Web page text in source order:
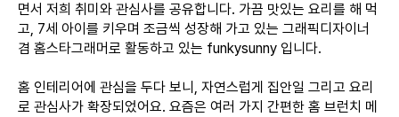
면서 저희 취미와 관심사를 공유합니다. 가끔 맛있는 요리를 해 먹
고, 7세 아이를 키우며 조금씩 성장해 가고 있는 그래픽디자이너
겸 홈스타그래머로 활동하고 있는 funkysunny 입니다.
홈 인테리어에 관심을 두다 보니, 자연스럽게 집안일 그리고 요리
로 관심사가 확장되었어요. 요즘은 여러 가지 간편한 홈 브런치 메